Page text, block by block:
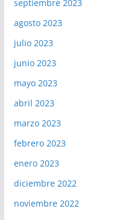
septiembre 2023
agosto 2023
julio 2023
junio 2023
mayo 2023
abril 2023
marzo 2023
febrero 2023
enero 2023
diciembre 2022
noviembre 2022